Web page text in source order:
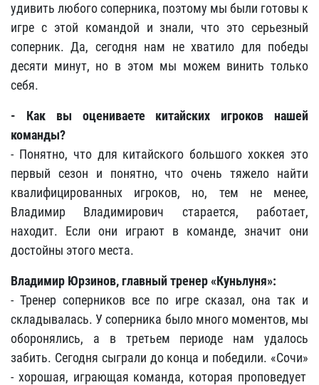
удивить любого соперника, поэтому мы были готовы к
игре с этой командой и знали, что это серьезный
соперник. Да, сегодня нам не хватило для победы
десяти минут, но в этом мы можем винить только
себя.
- Как вы оцениваете китайских игроков нашей
команды?
- Понятно, что для китайского большого хоккея это
первый сезон и понятно, что очень тяжело найти
квалифицированных игроков, но, тем не менее,
Владимир Владимирович старается, работает,
находит. Если они играют в команде, значит они
достойны этого места.
Владимир Юрзинов, главный тренер «Куньлуня»:
- Тренер соперников все по игре сказал, она так и
складывалась. У соперника было много моментов, мы
оборонялись, а в третьем периоде нам удалось
забить. Сегодня сыграли до конца и победили. «Сочи»
- хорошая, играющая команда, которая проповедует